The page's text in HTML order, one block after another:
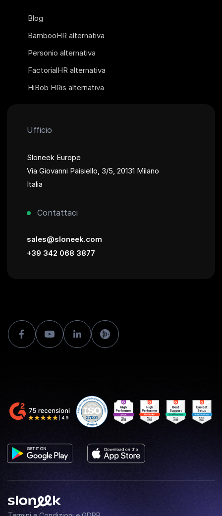
Blog
BambooHR alternativa
Personio alternativa
FactorialHR alternativa
HiBob HRis alternativa
Ufficio
Sloneek Europe
Via Giovanni Paisiello, 3/5, 20131 Milano
Italia
Contattaci
sales@sloneek.com
+39 342 068 3877